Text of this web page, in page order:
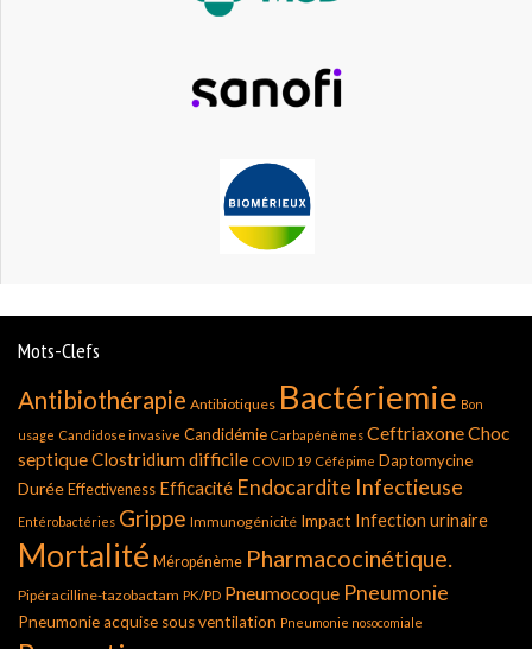
Mots-Clefs
Antibiothérapie Antibiotiques Bactériemie Bon
usage Candidose invasive Candidémie Carbapénèmes CeftriaxoneChoc
septiqueClostridium difficile COVID 19 Céfépime Daptomycine
Durée Effectiveness Efficacité Endocardite Infectieuse
Entérobactéries Grippe Immunogénicité Impact Infection urinaire
Mortalité Méropénème Pharmacocinétique.
Pipéracilline-tazobactam PK/PD Pneumocoque Pneumonie
Pneumonie acquise sous ventilation Pneumonie nosocomiale